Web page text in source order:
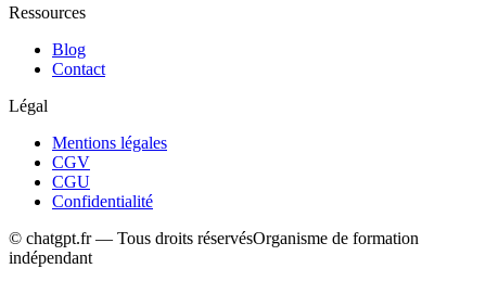
Ressources
Blog
Contact
Légal
Mentions légales
CGV
CGU
Confidentialité
© chatgpt.fr — Tous droits réservésOrganisme de formation
indépendant